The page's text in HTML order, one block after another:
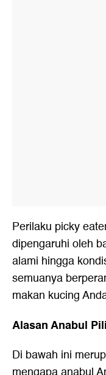
Perilaku picky
dipengaruhi oleh
alami hingga
semuanya
makan kucing
Alasan Anabul
Di bawah ini